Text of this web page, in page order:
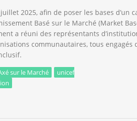
2025, afin de poser les bases d’un
Basé sur le Marché (Market
a réuni des représentants
communautaires, tous engagés
sur le Marché
unicef